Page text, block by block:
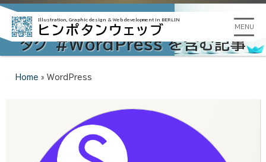
Illustration, Graphic design & Web development in BERLIN
ヒンポタンウェッブ MENU
タグ #WordPress を含む記事
Home » WordPress